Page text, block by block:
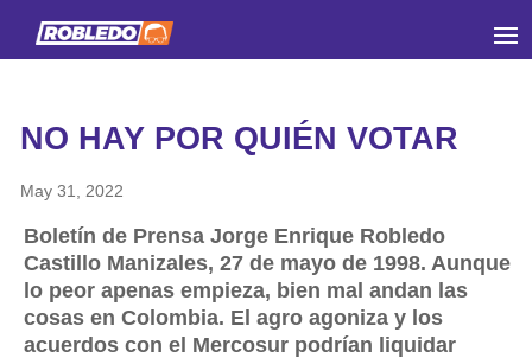
NO HAY POR QUIÉN VOTAR
May 31, 2022
Boletín de Prensa Jorge Enrique Robledo
Castillo Manizales, 27 de mayo de 1998. Aunque
lo peor apenas empieza, bien mal andan las
cosas en Colombia. El agro agoniza y los
acuerdos con el Mercosur podrían liquidar